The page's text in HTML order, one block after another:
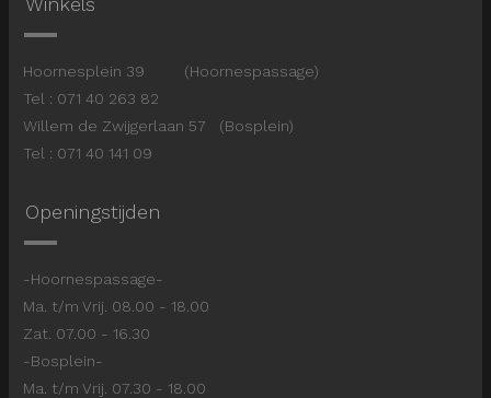
Hoornesplein 39 (Hoornespassage)
Tel : 071 40 263 82
Willem de Zwijgerlaan 57 (Bosplein)
Tel : 071 40 141 09
Openingstijden
-Hoornespassage-
Ma. t/m Vrij. 08.00 - 18.00
Zat. 07.00 - 16.30
-Bosplein-
Ma. t/m Vrij. 07.30 - 18.00